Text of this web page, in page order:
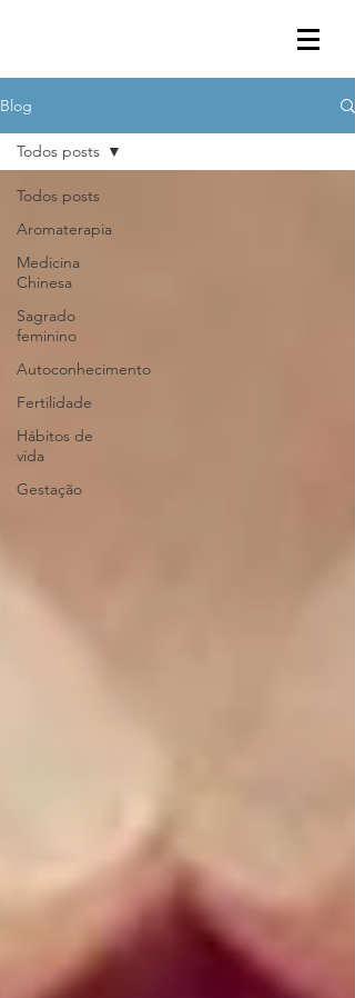
Blog
Todos posts
Aromaterapia
Medicina
Chinesa
Sagrado
feminino
Autoconhecimento
Fertilidade
Hábitos de
vida
Gestação
Todos posts